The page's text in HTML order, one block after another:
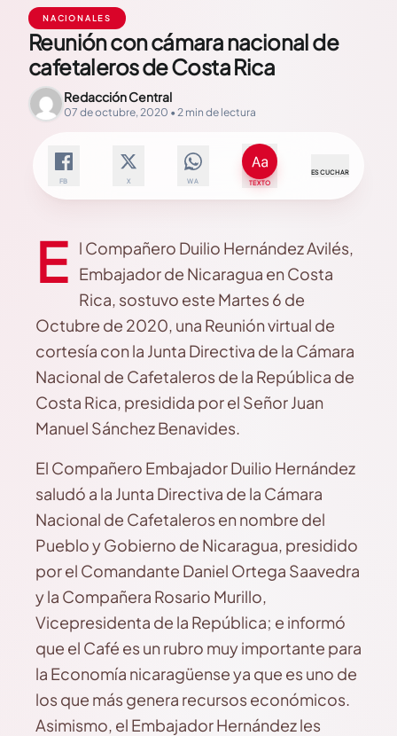
NACIONALES
Reunión con cámara nacional de
cafetaleros de Costa Rica
Redacción Central
07 de octubre, 2020 • 2 min de lectura
FB X WA TEXTO
ESCUCHAR
E l Compañero Duilio Hernández Avilés,
Embajador de Nicaragua en Costa
Rica, sostuvo este Martes 6 de
Octubre de 2020, una Reunión virtual de
cortesía con la Junta Directiva de la Cámara
Nacional de Cafetaleros de la República de
Costa Rica, presidida por el Señor Juan
Manuel Sánchez Benavides.
El Compañero Embajador Duilio Hernández
saludó a la Junta Directiva de la Cámara
Nacional de Cafetaleros en nombre del
Pueblo y Gobierno de Nicaragua, presidido
por el Comandante Daniel Ortega Saavedra
y la Compañera Rosario Murillo,
Vicepresidenta de la República; e informó
que el Café es un rubro muy importante para
la Economía nicaragüense ya que es uno de
los que más genera recursos económicos.
Asimismo, el Embajador Hernández les